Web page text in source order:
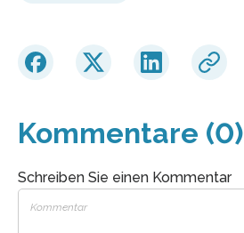
Kommentare (0)
Schreiben Sie einen Kommentar